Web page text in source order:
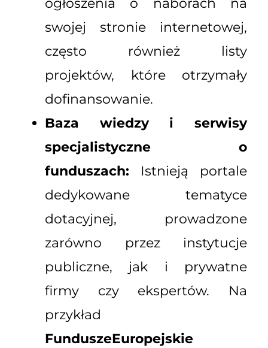
ogłoszenia o naborach na
swojej stronie internetowej,
często również listy
projektów, które otrzymały
dofinansowanie.
Baza wiedzy i serwisy
specjalistyczne o
funduszach: Istnieją portale
dedykowane tematyce
dotacyjnej, prowadzone
zarówno przez instytucje
publiczne, jak i prywatne
firmy czy ekspertów. Na
przykład
FunduszeEuropejskie